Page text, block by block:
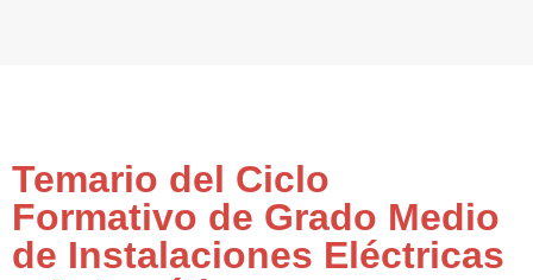
Temario del Ciclo
Formativo de Grado Medio
de Instalaciones Eléctricas